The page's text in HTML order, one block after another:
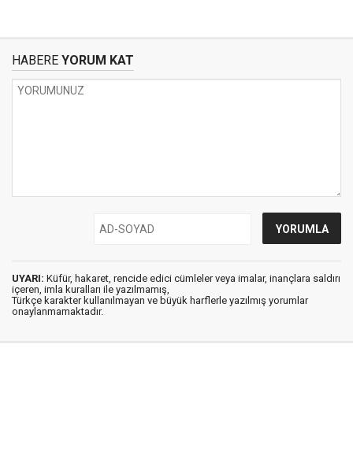
HABERE YORUM KAT
UYARI: Küfür, hakaret, rencide edici cümleler veya imalar, inançlara saldırı
içeren, imla kuralları ile yazılmamış,
Türkçe karakter kullanılmayan ve büyük harflerle yazılmış yorumlar
onaylanmamaktadır.